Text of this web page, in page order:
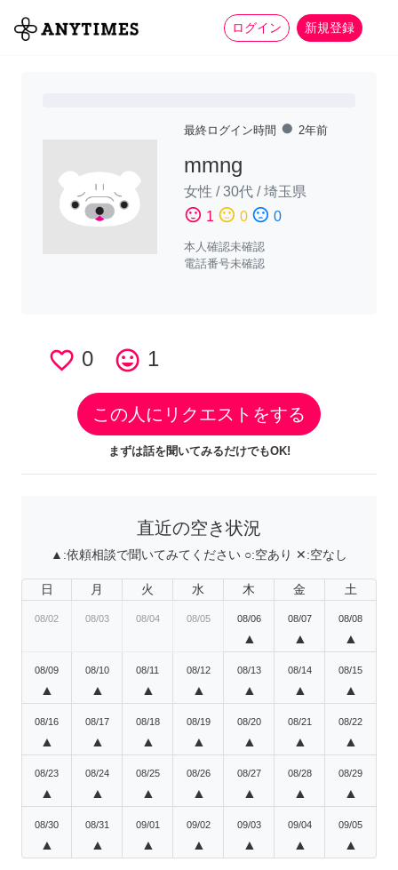
ログイン 新規登録
全て 家事 more_horiz
最終ログイン時間 fiber_manual_record 2年前
mmng
女性 /30代 /埼玉県
sentiment_satisfied 1 sentiment_neutral 0 sentiment_dissatisfied 0
本人確認未確認
電話番号未確認
favorite_border 0 tag_faces 1
この人にリクエストをする
まずは話を聞いてみるだけでもOK!
直近の空き状況
▲:依頼相談で聞いてみてください ○:空あり ✕:空なし
日 月 火 水 木 金 土
08/02 08/03 08/04 08/05 08/06
▲
08/07
▲
08/08
▲
08/09
▲
08/10
▲
08/11
▲
08/12
▲
08/13
▲
08/14
▲
08/15
▲
08/16
▲
08/17
▲
08/18
▲
08/19
▲
08/20
▲
08/21
▲
08/22
▲
08/23
▲
08/24
▲
08/25
▲
08/26
▲
08/27
▲
08/28
▲
08/29
▲
08/30
▲
08/31
▲
09/01
▲
09/02
▲
09/03
▲
09/04
▲
09/05
▲